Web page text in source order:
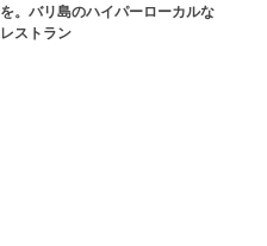
を。バリ島のハイパーローカルな
レストラン